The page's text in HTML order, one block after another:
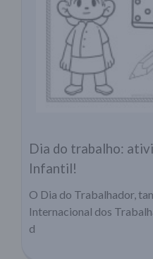
Dia do trabalho:
Infantil!
O Dia do Trabalhador,
Internacional dos
d